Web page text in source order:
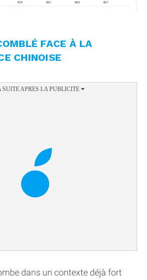
FACE À LA
CHINOISE
dans un contexte déjà fort